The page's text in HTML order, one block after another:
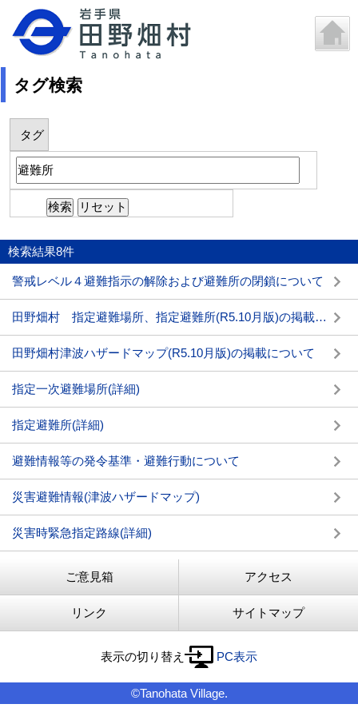
タグ検索
タグ
検索結果8件
警戒レベル４避難指示の解除および避難所の閉鎖について
田野畑村 指定避難場所、指定避難所(R5.10月版)の掲載について
田野畑村津波ハザードマップ(R5.10月版)の掲載について
指定一次避難場所(詳細)
指定避難所(詳細)
避難情報等の発令基準・避難行動について
災害避難情報(津波ハザードマップ)
災害時緊急指定路線(詳細)
ご意見箱 アクセス
リンク サイトマップ
表示の切り替え PC表示
©Tanohata Village.